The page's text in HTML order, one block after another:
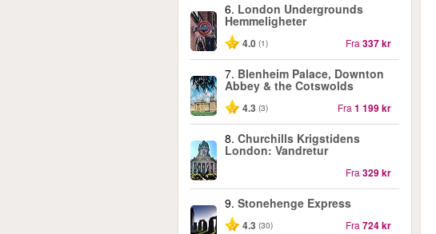
6. London Undergrounds
Hemmeligheter
4.0 (1) Fra 337 kr
7. Blenheim Palace, Downton
Abbey & the Cotswolds
4.3 (3) Fra 1 199 kr
8. Churchills Krigstidens
London: Vandretur
Fra 329 kr
9. Stonehenge Express
4.3 (30) Fra 724 kr